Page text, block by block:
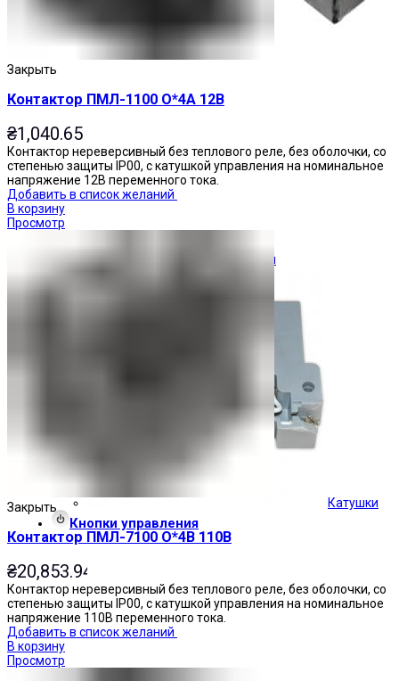
Ограничители перенапряжения
Катушки
Кнопки управления
Закрыть
Контактор ПМЛ-1100 О*4А 12В
₴1,040.65
Контактор нереверсивный без теплового реле, без оболочки, со
степенью защиты IP00, с катушкой управления на номинальное
напряжение 12В переменного тока.
Добавить в список желаний
В корзину
Просмотр
Закрыть
Контактор ПМЛ-7100 О*4В 110В
₴20,853.94
Контактор нереверсивный без теплового реле, без оболочки, со
степенью защиты IP00, с катушкой управления на номинальное
напряжение 110В переменного тока.
Добавить в список желаний
В корзину
Просмотр